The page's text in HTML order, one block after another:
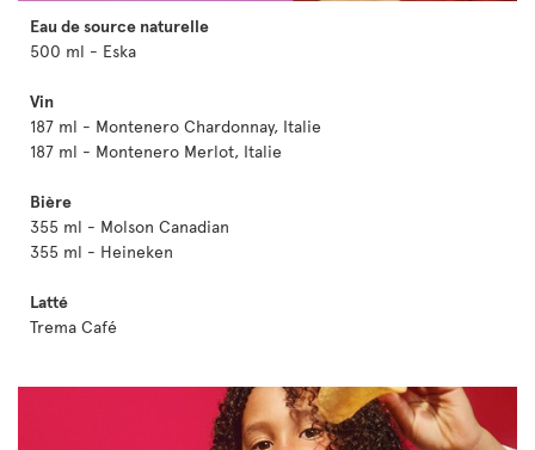
Eau de source naturelle
500 ml - Eska
Vin
187 ml - Montenero Chardonnay, Italie
187 ml - Montenero Merlot, Italie
Bière
355 ml - Molson Canadian
355 ml - Heineken
Latté
Trema Café